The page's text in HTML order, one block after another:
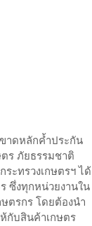
าดหลักค้ำประกัน
ร ภัยธรรมชาติ
ะทรวงเกษตรฯ ได้
ซึ่งทุกหน่วยงานใน
ตรกร โดยต้องนำ
กับสินค้าเกษตร